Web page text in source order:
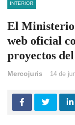
INTERIOR
El Ministerio
web oficial
proyectos
Mercojuris 14 de